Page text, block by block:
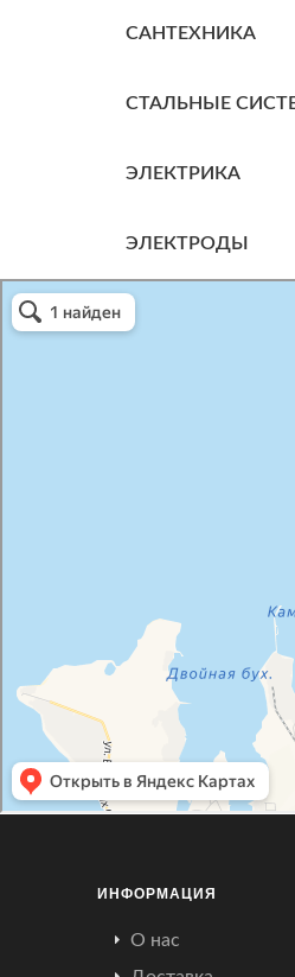
САНТЕХНИКА
СТАЛЬНЫЕ
ЭЛЕКТРИКА
ЭЛЕКТРОДЫ
Атриум-Крым
Системы водоснабжения, отопления,
Снабжение строительных объектов в
ИНФОРМАЦИЯ
О нас